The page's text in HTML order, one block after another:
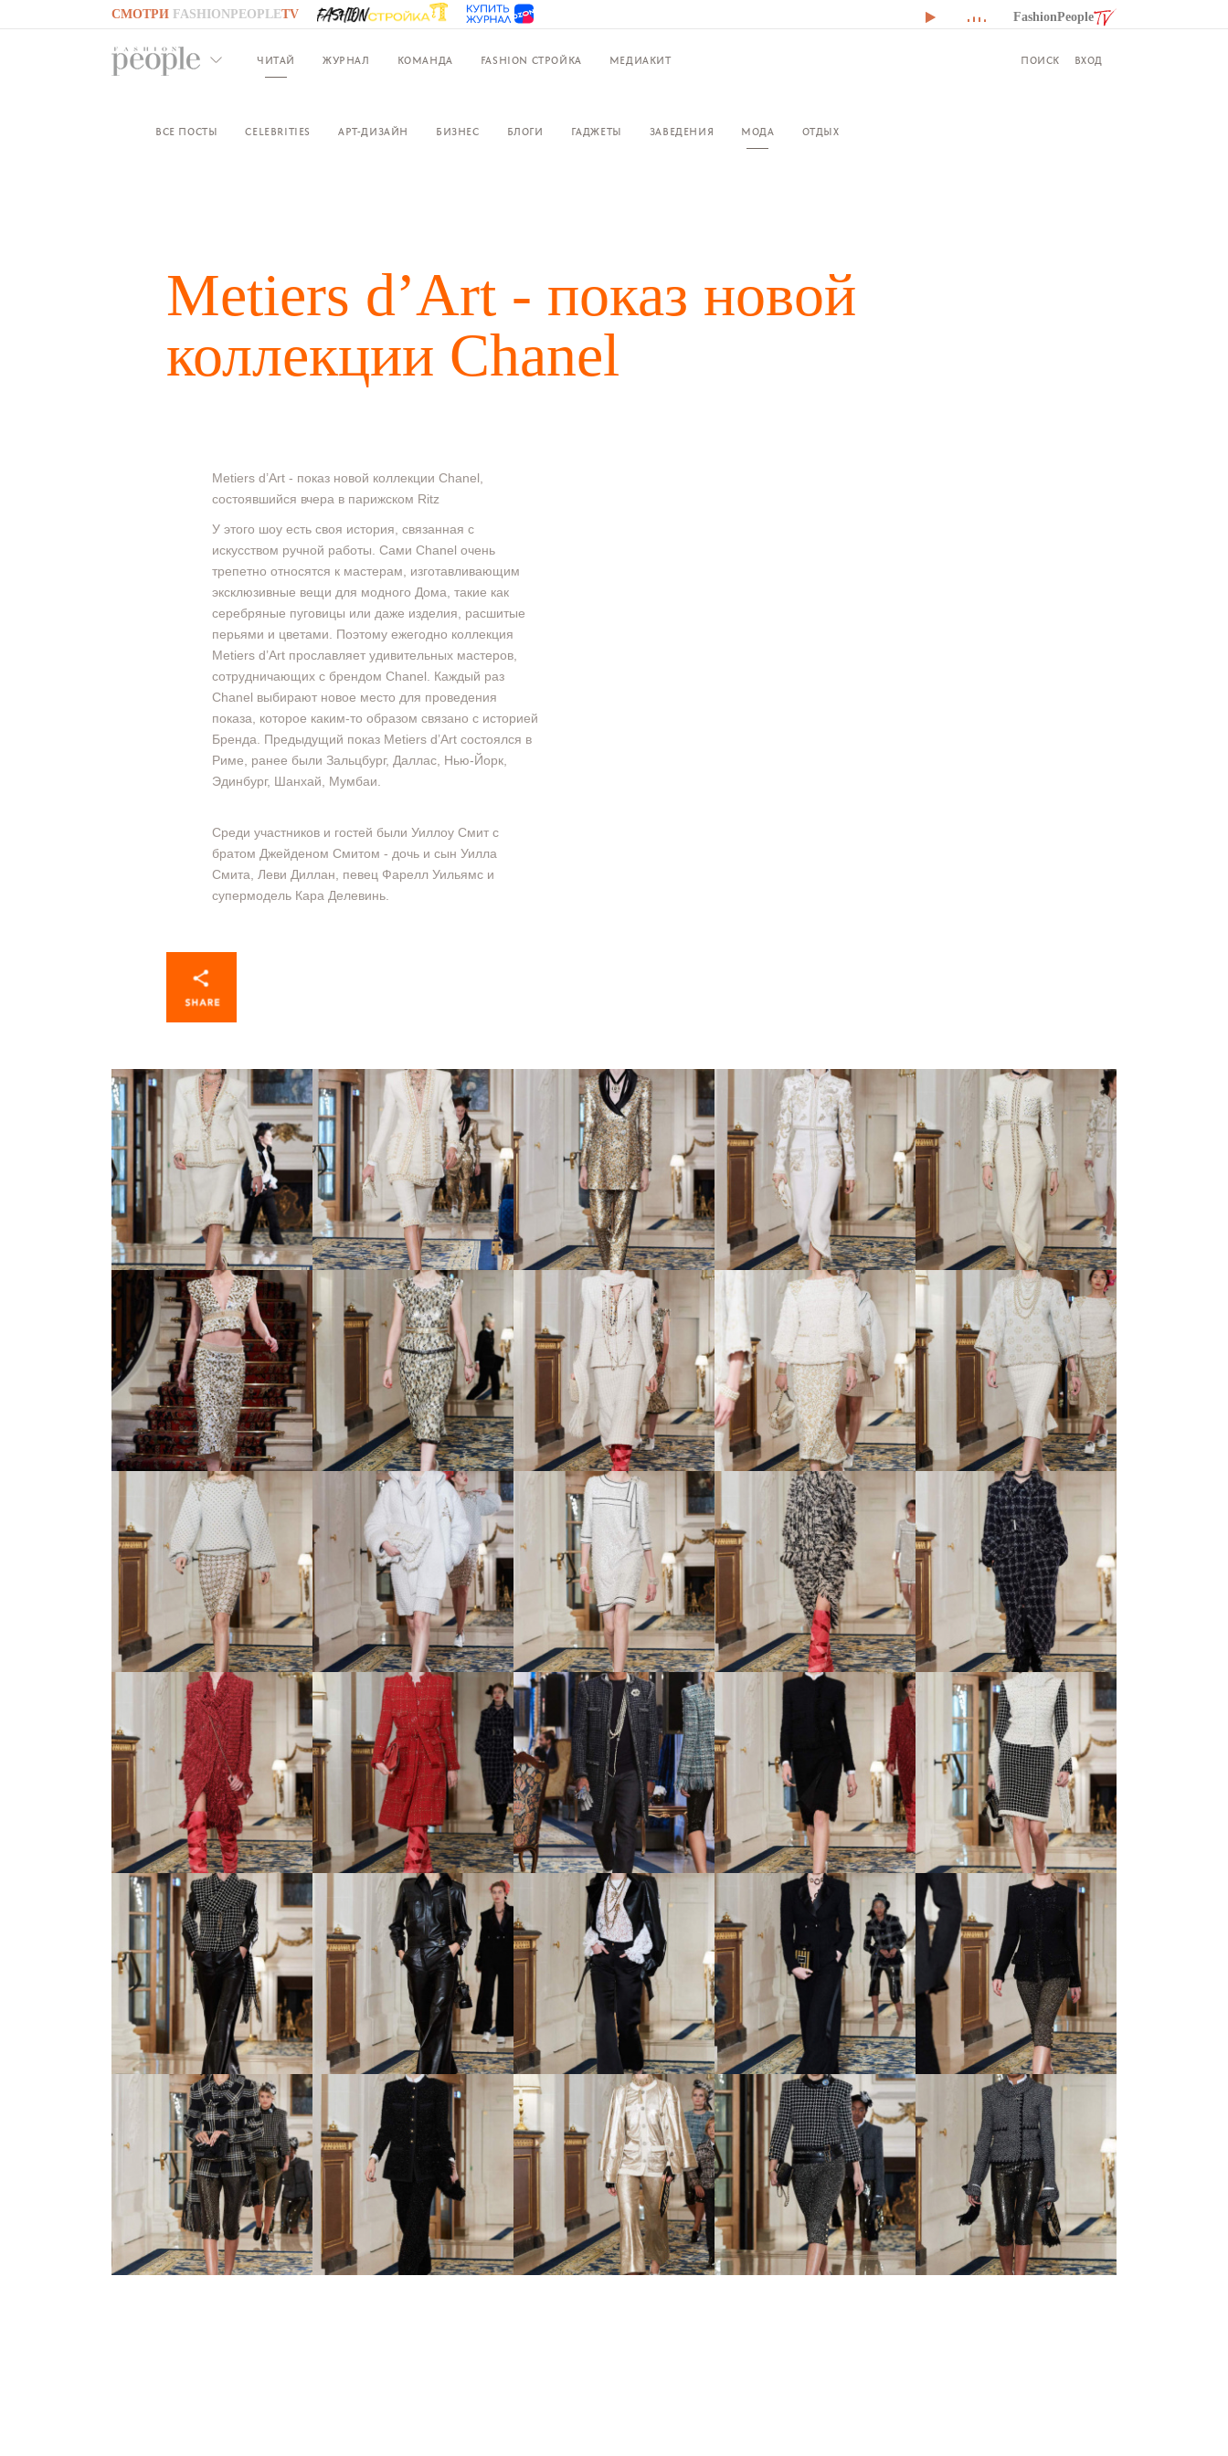
СМОТРИ FASHIONPEOPLETV
GO TO FASHIONPEOPLE
FashionPeople
ЧИТАЙ ЖУРНАЛ КОМАНДА FASHION СТРОЙКА МЕДИАКИТ ПОИСК ВХОД
ВСЕ ПОСТЫ CELEBRITIES АРТ-ДИЗАЙН БИЗНЕС БЛОГИ ГАДЖЕТЫ ЗАВЕДЕНИЯ МОДА ОТДЫХ
Metiers d’Art - показ новой
коллекции Chanel
Metiers d’Art - показ новой коллекции Chanel,
состоявшийся вчера в парижском Ritz
У этого шоу есть своя история, связанная с
искусством ручной работы. Сами Chanel очень
трепетно относятся к мастерам, изготавливающим
эксклюзивные вещи для модного Дома, такие как
серебряные пуговицы или даже изделия, расшитые
перьями и цветами. Поэтому ежегодно коллекция
Metiers d’Art прославляет удивительных мастеров,
сотрудничающих с брендом Chanel. Каждый раз
Chanel выбирают новое место для проведения
показа, которое каким-то образом связано с историей
Бренда. Предыдущий показ Metiers d’Art состоялся в
Риме, ранее были Зальцбург, Даллас, Нью-Йорк,
Эдинбург, Шанхай, Мумбаи.
Среди участников и гостей были Уиллоу Смит с
братом Джейденом Смитом - дочь и сын Уилла
Смита, Леви Диллан, певец Фарелл Уильямс и
супермодель Кара Делевинь.
01 Metiers d’Art -
показ новой коллекции
Chanel
02 Metiers d’Art -
показ новой коллекции
Chanel
03 Metiers d’Art -
показ новой коллекции
Chanel
04 Metiers d’Art -
показ новой коллекции
Chanel
05 Metiers d’Art -
показ новой коллекции
Chanel
06 Metiers d’Art -
показ новой коллекции
Chanel
07 Metiers d’Art -
показ новой коллекции
Chanel
08 Metiers d’Art -
показ новой коллекции
Chanel
09 Metiers d’Art -
показ новой коллекции
Chanel
10 Metiers d’Art -
показ новой коллекции
Chanel
11 Metiers d’Art -
показ новой коллекции
Chanel
12 Metiers d’Art -
показ новой коллекции
Chanel
13 Metiers d’Art -
показ новой коллекции
Chanel
14 Metiers d’Art -
показ новой коллекции
Chanel
15 Metiers d’Art -
показ новой коллекции
Chanel
16 Metiers d’Art -
показ новой коллекции
Chanel
17 Metiers d’Art -
показ новой коллекции
Chanel
18 Metiers d’Art -
показ новой коллекции
Chanel
19 Metiers d’Art -
показ новой коллекции
Chanel
20 Metiers d’Art -
показ новой коллекции
Chanel
21 Metiers d’Art -
показ новой коллекции
Chanel
22 Metiers d’Art -
показ новой коллекции
Chanel
23 Metiers d’Art -
показ новой коллекции
Chanel
24 Metiers d’Art -
показ новой коллекции
Chanel
25 Metiers d’Art -
показ новой коллекции
Chanel
26 Metiers d’Art -
показ новой коллекции
Chanel
27 Metiers d’Art -
показ новой коллекции
Chanel
28 Metiers d’Art -
показ новой коллекции
Chanel
29 Metiers d’Art -
показ новой коллекции
Chanel
30 Metiers d’Art -
показ новой коллекции
Chanel